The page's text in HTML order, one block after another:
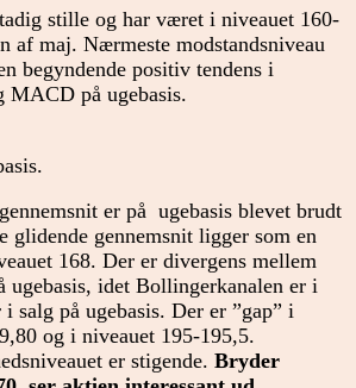
stille og har været i niveauet 160-
af maj. Nærmeste modstandsniveau
begyndende positiv tendens i
MACD på ugebasis.
er på ugebasis blevet brudt
glidende gennemsnit ligger som en
168. Der er divergens mellem
ugebasis, idet Bollingerkanalen er i
salg på ugebasis. Der er ”gap” i
og i niveauet 195-195,5.
er stigende. Bryder